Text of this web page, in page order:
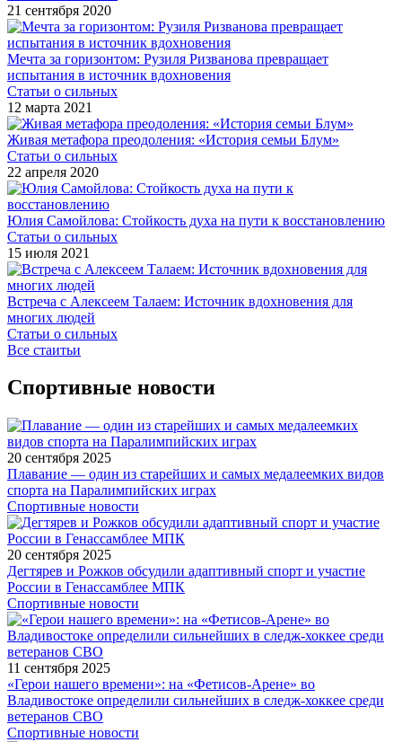
21 сентября 2020
Мечта за горизонтом: Рузиля Ризванова превращает
испытания в источник вдохновения
Статьи о сильных
12 марта 2021
Живая метафора преодоления: «История семьи Блум»
Статьи о сильных
22 апреля 2020
Юлия Самойлова: Стойкость духа на пути к восстановлению
Статьи о сильных
15 июля 2021
Встреча с Алексеем Талаем: Источник вдохновения для
многих людей
Статьи о сильных
Все стаитьи
Спортивные новости
20 сентября 2025
Плавание — один из старейших и самых медалеемких видов
спорта на Паралимпийских играх
Спортивные новости
20 сентября 2025
Дегтярев и Рожков обсудили адаптивный спорт и участие
России в Генассамблее МПК
Спортивные новости
11 сентября 2025
«Герои нашего времени»: на «Фетисов-Арене» во
Владивостоке определили сильнейших в следж-хоккее среди
ветеранов СВО
Спортивные новости